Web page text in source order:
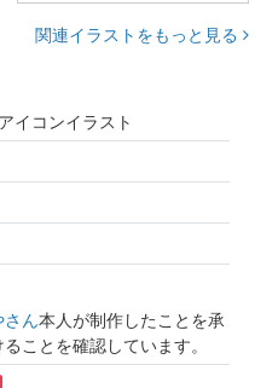
関連イラストをもっと見る
イコンイラスト
さん本人が制作したことを承
ことを確認しています。